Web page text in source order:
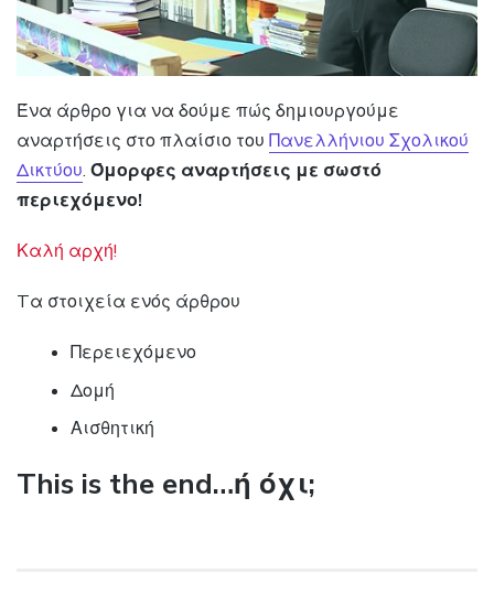
Ένα άρθρο για να δούμε πώς δημιουργούμε
αναρτήσεις στο πλαίσιο του Πανελλήνιου Σχολικού
Δικτύου. Όμορφες αναρτήσεις με σωστό
περιεχόμενο!
Καλή αρχή!
Tα στοιχεία ενός άρθρου
Περειεχόμενο
Δομή
Αισθητική
This is the end…ή όχι;